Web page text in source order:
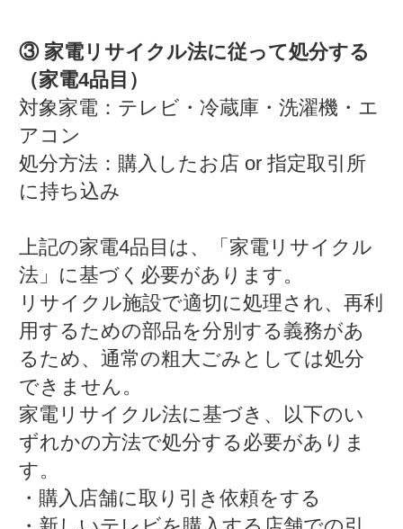
③ 家電リサイクル法に従って処分する
（家電4品目）
対象家電：テレビ・冷蔵庫・洗濯機・エ
アコン
処分方法：購入したお店 or 指定取引所
に持ち込み
上記の家電4品目は、「家電リサイクル
法」に基づく必要があります。
リサイクル施設で適切に処理され、再利
用するための部品を分別する義務があ
るため、通常の粗大ごみとしては処分
できません。
家電リサイクル法に基づき、以下のい
ずれかの方法で処分する必要がありま
す。
・購入店舗に取り引き依頼をする